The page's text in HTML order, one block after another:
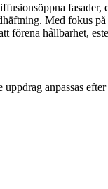
fasader,
Med fokus
förena hållbarhet,
anpassas